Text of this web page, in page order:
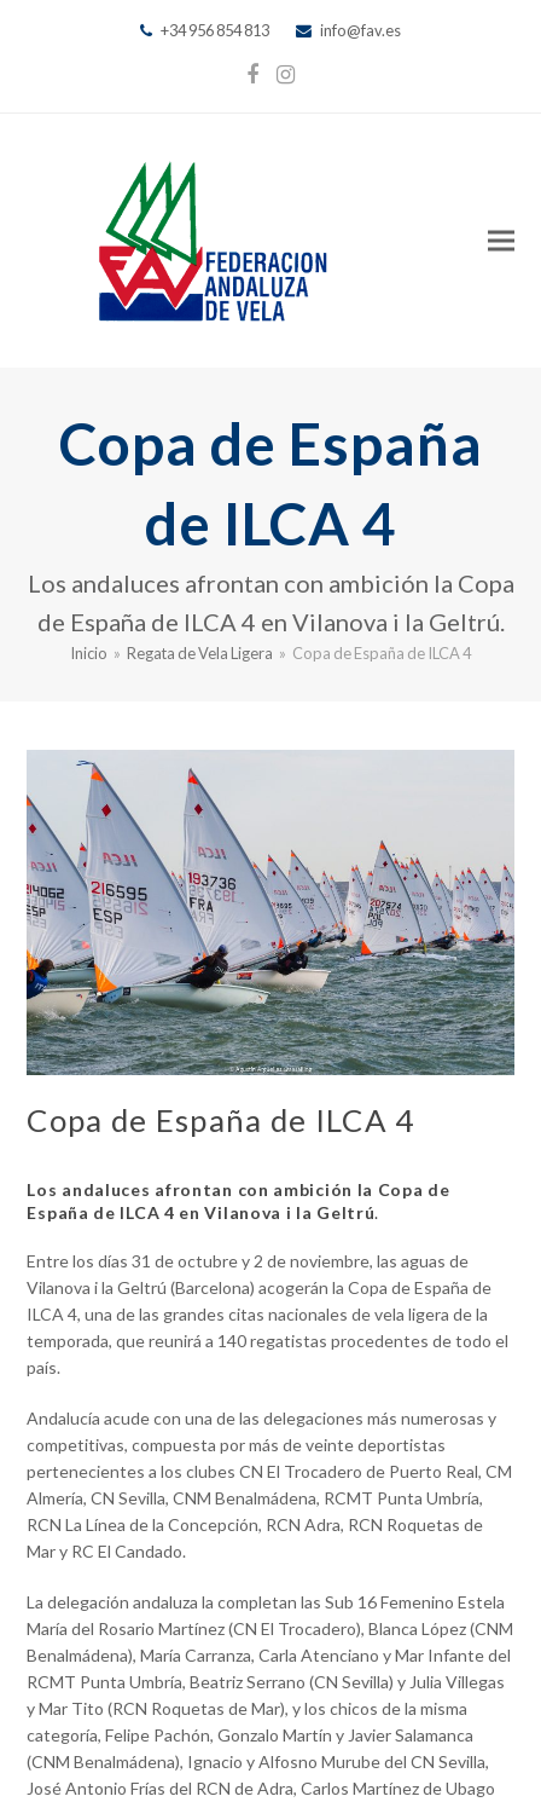
+34 956 854 813 info@fav.es
Facebook
Instagram
Copa de España
de ILCA 4
Los andaluces afrontan con ambición la Copa
de España de ILCA 4 en Vilanova i la Geltrú.
Inicio » Regata de Vela Ligera » Copa de España de ILCA 4
Copa de España de ILCA 4
Los andaluces afrontan con ambición la Copa de
España de ILCA 4 en Vilanova i la Geltrú.
Entre los días 31 de octubre y 2 de noviembre, las aguas de
Vilanova i la Geltrú (Barcelona) acogerán la Copa de España de
ILCA 4, una de las grandes citas nacionales de vela ligera de la
temporada, que reunirá a 140 regatistas procedentes de todo el
país.
Andalucía acude con una de las delegaciones más numerosas y
competitivas, compuesta por más de veinte deportistas
pertenecientes a los clubes CN El Trocadero de Puerto Real, CM
Almería, CN Sevilla, CNM Benalmádena, RCMT Punta Umbría,
RCN La Línea de la Concepción, RCN Adra, RCN Roquetas de
Mar y RC El Candado.
La delegación andaluza la completan las Sub 16 Femenino Estela
María del Rosario Martínez (CN El Trocadero), Blanca López (CNM
Benalmádena), María Carranza, Carla Atenciano y Mar Infante del
RCMT Punta Umbría, Beatriz Serrano (CN Sevilla) y Julia Villegas
y Mar Tito (RCN Roquetas de Mar), y los chicos de la misma
categoría, Felipe Pachón, Gonzalo Martín y Javier Salamanca
(CNM Benalmádena), Ignacio y Alfosno Murube del CN Sevilla,
José Antonio Frías del RCN de Adra, Carlos Martínez de Ubago